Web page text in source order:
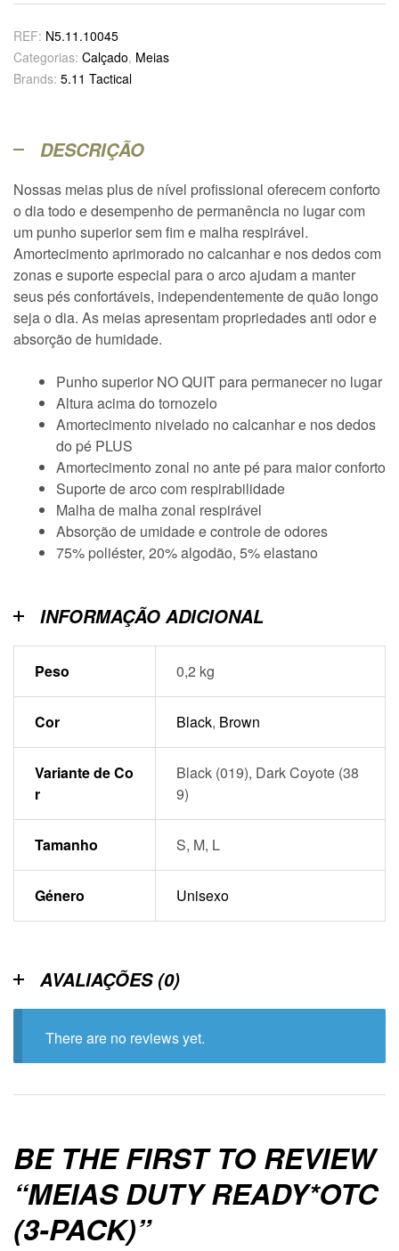
REF: N5.11.10045
Categorias: Calçado, Meias
Brands: 5.11 Tactical
DESCRIÇÃO
Nossas meias plus de nível profissional oferecem conforto
o dia todo e desempenho de permanência no lugar com
um punho superior sem fim e malha respirável.
Amortecimento aprimorado no calcanhar e nos dedos com
zonas e suporte especial para o arco ajudam a manter
seus pés confortáveis, independentemente de quão longo
seja o dia. As meias apresentam propriedades anti odor e
absorção de humidade.
Punho superior NO QUIT para permanecer no lugar
Altura acima do tornozelo
Amortecimento nivelado no calcanhar e nos dedos
do pé PLUS
Amortecimento zonal no ante pé para maior conforto
Suporte de arco com respirabilidade
Malha de malha zonal respirável
Absorção de umidade e controle de odores
75% poliéster, 20% algodão, 5% elastano
INFORMAÇÃO ADICIONAL
Peso 0,2 kg
Cor Black, Brown
Variante de Co
r
Black (019), Dark Coyote (38
9)
Tamanho S, M, L
Género Unisexo
AVALIAÇÕES (0)
There are no reviews yet.
BE THE FIRST TO REVIEW
“MEIAS DUTY READY*OTC
(3-PACK)”